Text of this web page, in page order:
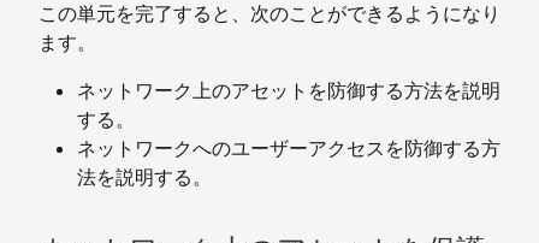
この単元を完了すると、次のことができるようになり
ます。
ネットワーク上のアセットを防御する方法を説明
する。
ネットワークへのユーザーアクセスを防御する方
法を説明する。